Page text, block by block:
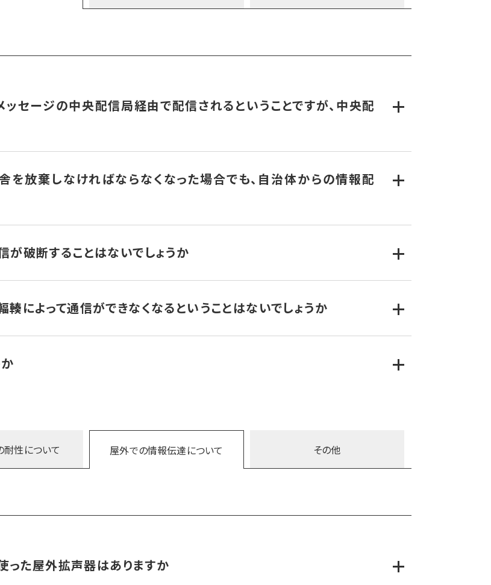
波は、60MHz電波に比べて（200W÷10W）×（11,250bps÷1200bps）＝187倍強力だという計
場合はこの性質が最も重要です。波長が1ｍだと5ｍと比べて10倍（10dB）以上有利です。波長が
窓から入るのは無理で壁を抜けなくてはなりません。だからといって波長が短くてもダメで、ちょう
成する仕組みなので、戸別受信機の整備単価が60MHzデジタル防災行政無線の1/4以下とするこ
セージの中央配信局経由で配信されるということですが、中央配
段として自治体や国家機関が使うことを想定しています。このため耐災害性を十分に考えたシス
管制センター内にあります。地盤が固く地震の影響のより小さい場所に衛星管制センターは立地
せん。3.11以降、燃料の備蓄能力を増強しており施設全体が追加の燃料補給なしで2週間以上の停
を放棄しなければならなくなった場合でも、自治体からの情報配
型ノート副配信PC（モバイルVPN）は庁舎内に置いても庁舎外に置いてもよく、主配信PCとは独
から配信可能です。庁舎倒壊等の影響を受けません。
破断することはないでしょうか
点と中央配信局、中央配信局と送信局との間が繋がれており、巨大地震などにより地上回線が寸
によって通信ができなくなるということはないでしょうか
関のための非常時通信システムとして設計したものであり、ユーザーは少数に限定されます。よっ
ができるようにしています。屋外拡声子局は72時間（1時間に5分吹鳴）バッテリーが標準搭載で
耐性について 屋外での情報伝達について その他
た屋外拡声器はありますか